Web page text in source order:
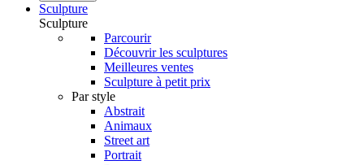
Sculpture
Sculpture
Parcourir
Découvrir les sculptures
Meilleures ventes
Sculpture à petit prix
Par style
Abstrait
Animaux
Street art
Portrait